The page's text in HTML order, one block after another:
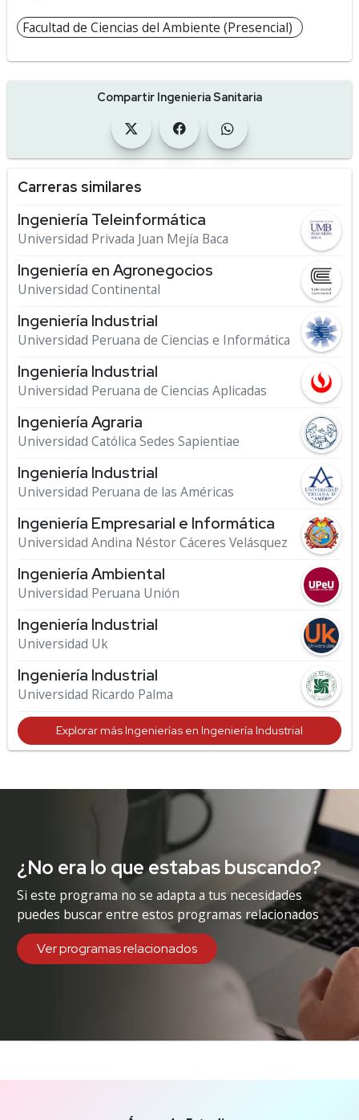
Facultad de Ciencias del Ambiente (Presencial)
Compartir Ingenieria Sanitaria
Carreras similares
Ingeniería Teleinformática
Universidad Privada Juan Mejía Baca
Ingeniería en Agronegocios
Universidad Continental
Ingeniería Industrial
Universidad Peruana de Ciencias e Informática
Ingeniería Industrial
Universidad Peruana de Ciencias Aplicadas
Ingeniería Agraria
Universidad Católica Sedes Sapientiae
Ingeniería Industrial
Universidad Peruana de las Américas
Ingeniería Empresarial e Informática
Universidad Andina Néstor Cáceres Velásquez
Ingenierí­a Ambiental
Universidad Peruana Unión
Ingeniería Industrial
Universidad Uk
Ingeniería Industrial
Universidad Ricardo Palma
Explorar más Ingenierías en Ingeniería Industrial
¿No era lo que estabas buscando?
Si este programa no se adapta a tus necesidades
puedes buscar entre estos programas relacionados
Ver programas relacionados